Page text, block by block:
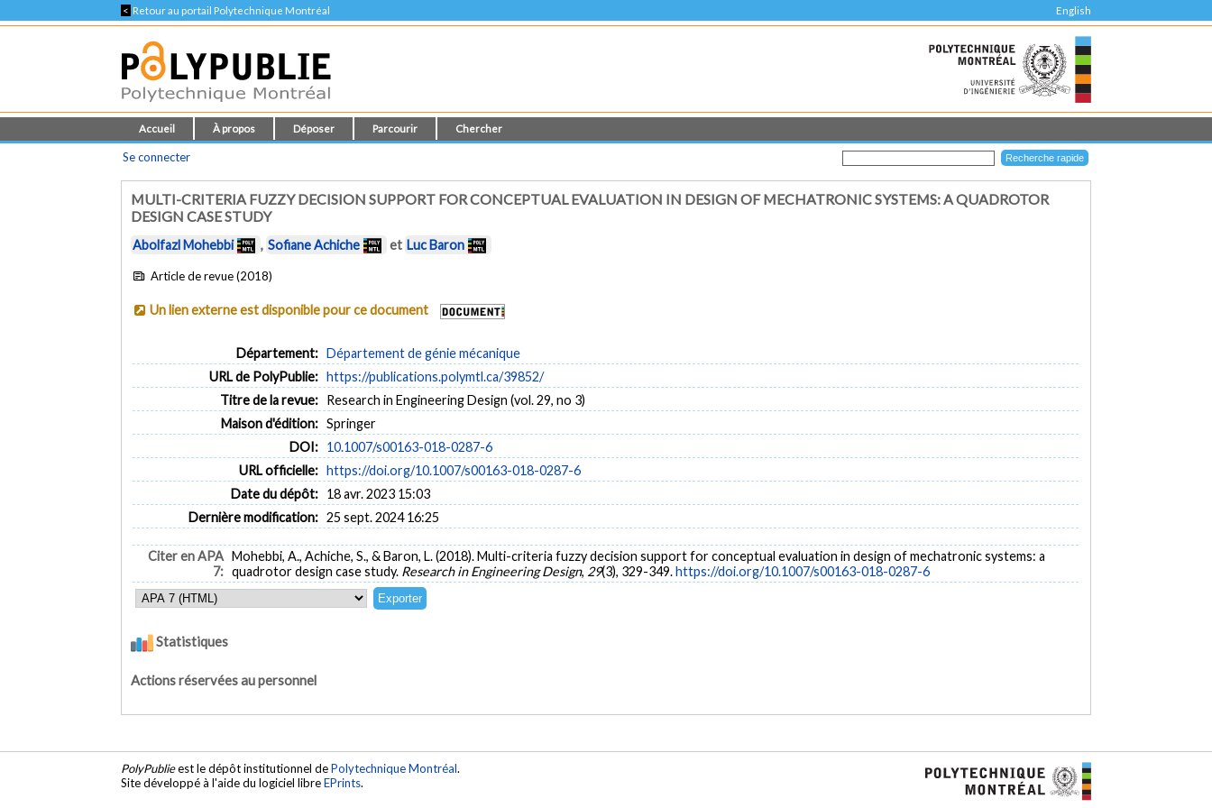
< Retour au portail Polytechnique Montréal English
Accueil À propos Déposer Parcourir Chercher
Se connecter
MULTI-CRITERIA FUZZY DECISION SUPPORT FOR CONCEPTUAL EVALUATION IN DESIGN OF MECHATRONIC SYSTEMS: A QUADROTOR
DESIGN CASE STUDY
Abolfazl Mohebbi , Sofiane Achiche et Luc Baron
Article de revue (2018)
Un lien externe est disponible pour ce document
Département: Département de génie mécanique
URL de PolyPublie: https://publications.polymtl.ca/39852/
Titre de la revue: Research in Engineering Design (vol. 29, no 3)
Maison d'édition: Springer
DOI: 10.1007/s00163-018-0287-6
URL officielle: https://doi.org/10.1007/s00163-018-0287-6
Date du dépôt: 18 avr. 2023 15:03
Dernière modification: 25 sept. 2024 16:25
Citer en APA
7:
Mohebbi, A., Achiche, S., & Baron, L. (2018). Multi-criteria fuzzy decision support for conceptual evaluation in design of mechatronic systems: a
quadrotor design case study. Research in Engineering Design, 29(3), 329-349.https://doi.org/10.1007/s00163-018-0287-6
Statistiques
Actions réservées au personnel
PolyPublieest le dépôt institutionnel dePolytechnique Montréal.
Site développé à l'aide du logiciel libreEPrints.